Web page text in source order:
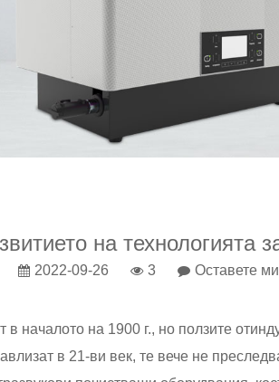
на технологията
2022-09-26 3 Оставете
началото на 1900 г., но ползите от
в 21-ви век, те вече не